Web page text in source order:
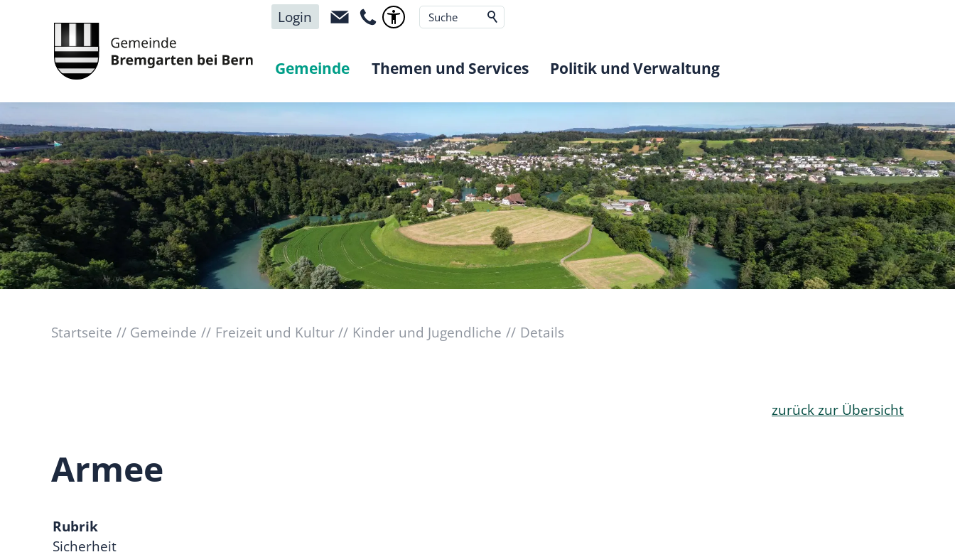
Login
Gemeinde Themen und Services Politik und Verwaltung
Startseite Gemeinde Freizeit und Kultur Kinder und Jugendliche Details
zurück zur Übersicht
Armee
Rubrik
Sicherheit